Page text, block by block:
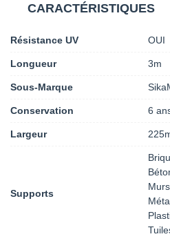
CARACTÉRISTIQUES
Résistance UV OUI
Longueur 3m
Sous-Marque
Conservation 6
Largeur
Supports
Murs